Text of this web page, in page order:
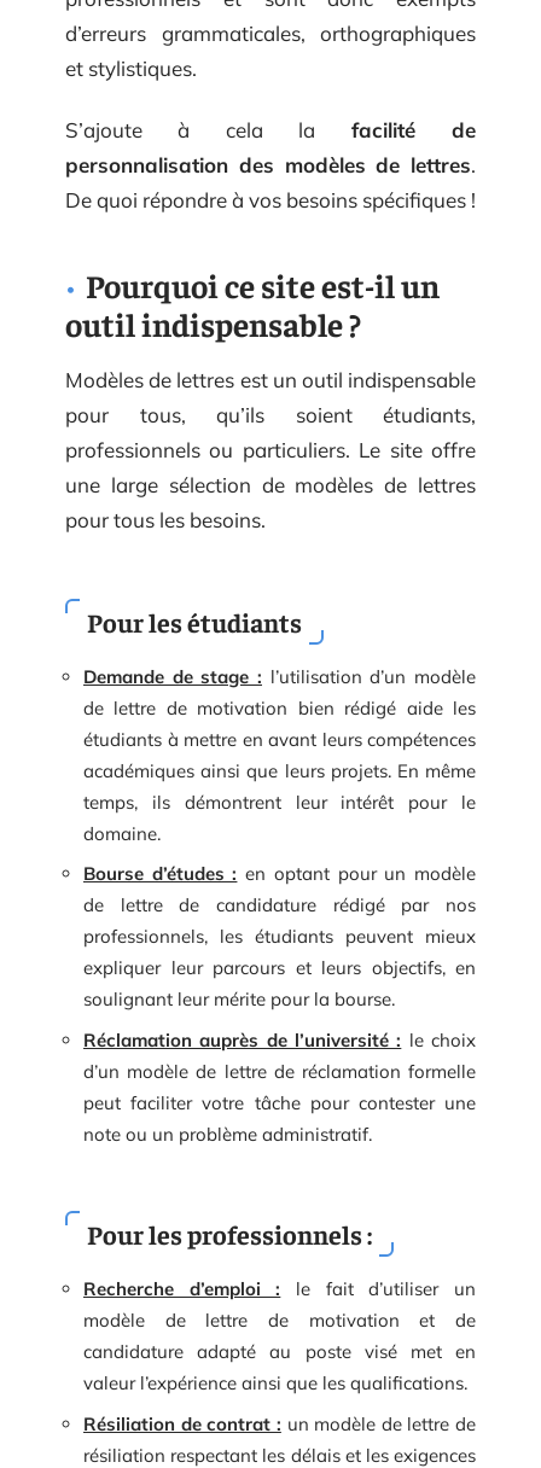
d’erreurs grammaticales, orthographiques
et stylistiques.
S’ajoute à cela la facilité de
personnalisation des modèles de lettres.
De quoi répondre à vos besoins spécifiques !
Pourquoi ce site est-il un
outil indispensable ?
Modèles de lettres est un outil indispensable
pour tous, qu’ils soient étudiants,
professionnels ou particuliers. Le site offre
une large sélection de modèles de lettres
pour tous les besoins.
Pour les étudiants
Demande de stage : l’utilisation d’un modèle
de lettre de motivation bien rédigé aide les
étudiants à mettre en avant leurs compétences
académiques ainsi que leurs projets. En même
temps, ils démontrent leur intérêt pour le
domaine.
Bourse d’études : en optant pour un modèle
de lettre de candidature rédigé par nos
professionnels, les étudiants peuvent mieux
expliquer leur parcours et leurs objectifs, en
soulignant leur mérite pour la bourse.
Réclamation auprès de l’université : le choix
d’un modèle de lettre de réclamation formelle
peut faciliter votre tâche pour contester une
note ou un problème administratif.
Pour les professionnels :
Recherche d’emploi : le fait d’utiliser un
modèle de lettre de motivation et de
candidature adapté au poste visé met en
valeur l’expérience ainsi que les qualifications.
Résiliation de contrat : un modèle de lettre de
résiliation respectant les délais et les exigences